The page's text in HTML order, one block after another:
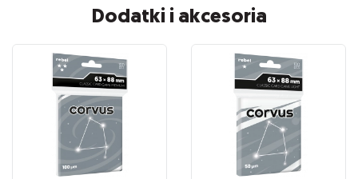
Dodatki i akcesoria